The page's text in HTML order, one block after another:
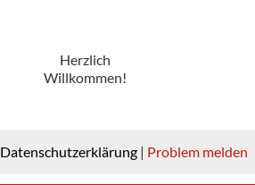
Herzlich
Willkommen!
Datenschutzerklärung | Problem melden